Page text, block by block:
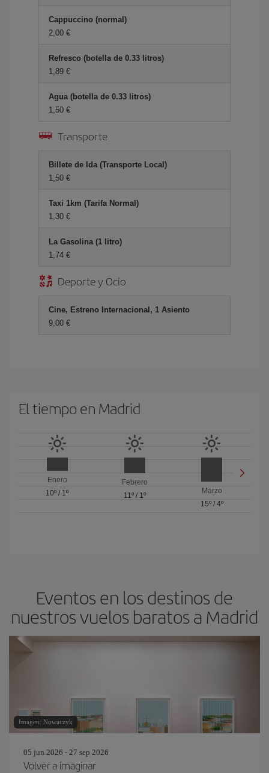
Cappuccino (normal)
2,00 €
Refresco (botella de 0.33 litros)
1,89 €
Agua (botella de 0.33 litros)
1,50 €
Transporte
Billete de Ida (Transporte Local)
1,50 €
Taxi 1km (Tarifa Normal)
1,30 €
La Gasolina (1 litro)
1,74 €
Deporte y Ocio
Cine, Estreno Internacional, 1 Asiento
9,00 €
El tiempo en Madrid
Enero
10º / 1º
Febrero
11º/ 1º
Marzo
15º/ 4º
Eventos en los destinos de
nuestros vuelos baratos a Madrid
Imagen: Nowaczyk
05 jun 2026 - 27 sep 2026
Volver a imaginar